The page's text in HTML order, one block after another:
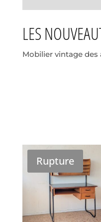
LES
Mobilier vintage des
Rupture